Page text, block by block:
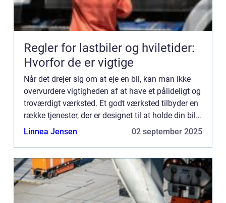
Regler for lastbiler og hviletider:
Hvorfor de er vigtige
Når det drejer sig om at eje en bil, kan man ikke
overvurdere vigtigheden af at have et pålideligt og
troværdigt værksted. Et godt værksted tilbyder en
række tjenester, der er designet til at holde din bil
kørende problemfrit, sikkert og effektivt. F...
Linnea Jensen 02 september 2025